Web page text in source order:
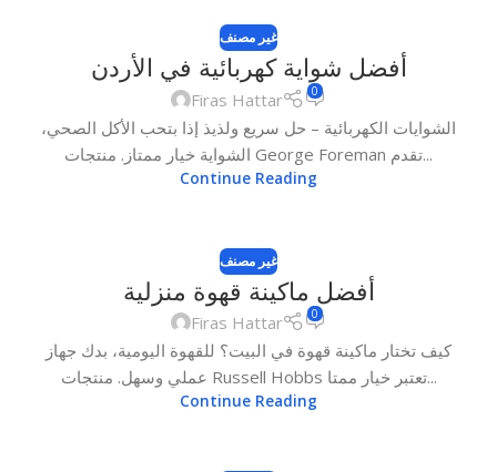
غير مصنف
أفضل شواية كهربائية في الأردن
Firas Hattar 0
الشوايات الكهربائية – حل سريع ولذيذ إذا بتحب الأكل الصحي،
الشواية خيار ممتاز. منتجات George Foreman تقدم...
Continue Reading
غير مصنف
أفضل ماكينة قهوة منزلية
Firas Hattar 0
كيف تختار ماكينة قهوة في البيت؟ للقهوة اليومية، بدك جهاز
عملي وسهل. منتجات Russell Hobbs تعتبر خيار ممتا...
Continue Reading